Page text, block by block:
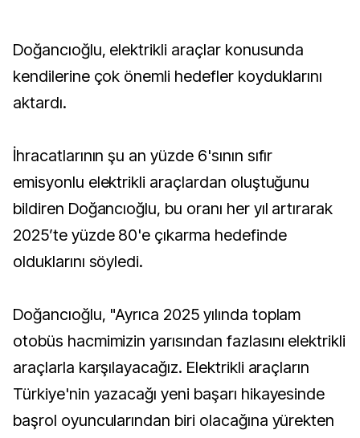
Doğancıoğlu, elektrikli araçlar konusunda
kendilerine çok önemli hedefler koyduklarını
aktardı.
İhracatlarının şu an yüzde 6'sının sıfır
emisyonlu elektrikli araçlardan oluştuğunu
bildiren Doğancıoğlu, bu oranı her yıl artırarak
2025’te yüzde 80'e çıkarma hedefinde
olduklarını söyledi.
Doğancıoğlu, "Ayrıca 2025 yılında toplam
otobüs hacmimizin yarısından fazlasını elektrikli
araçlarla karşılayacağız. Elektrikli araçların
Türkiye'nin yazacağı yeni başarı hikayesinde
başrol oyuncularından biri olacağına yürekten